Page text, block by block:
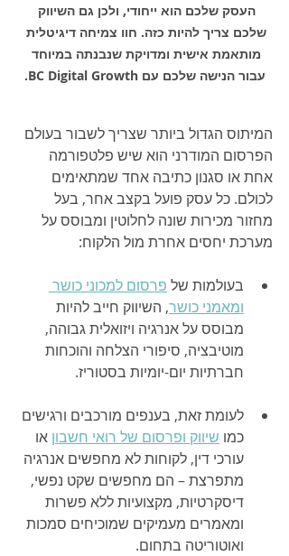
העסק שלכם הוא ייחודי, ולכן גם השיווק
שלכם צריך להיות כזה. חוו צמיחה דיגיטלית
מותאמת אישית ומדויקת שנבנתה במיוחד
עבור הנישה שלכם עם BC Digital Growth.
המיתוס הגדול ביותר שצריך לשבור בעולם
הפרסום המודרני הוא שיש פלטפורמה
אחת או סגנון כתיבה אחד שמתאימים
לכולם. כל עסק פועל בקצב אחר, בעל
מחזור מכירות שונה לחלוטין ומבוסס על
מערכת יחסים אחרת מול הלקוח:
בעולמות של פרסום למכוני כושר
ומאמני כושר, השיווק חייב להיות
מבוסס על אנרגיה ויזואלית גבוהה,
מוטיבציה, סיפורי הצלחה והוכחות
חברתיות יום-יומיות בסטוריז.
לעומת זאת, בענפים מורכבים ורגישים
כמו שיווק ופרסום של רואי חשבון או
עורכי דין, לקוחות לא מחפשים אנרגיה
מתפרצת – הם מחפשים שקט נפשי,
דיסקרטיות, מקצועיות ללא פשרות
ומאמרים מעמיקים שמוכיחים סמכות
ואוטוריטה בתחום.